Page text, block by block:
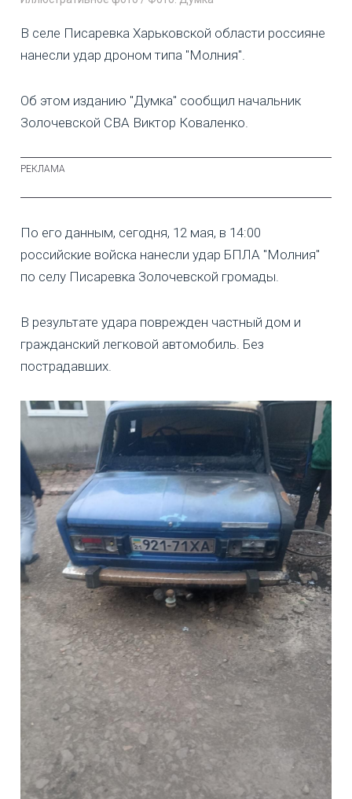
В селе Писаревка Харьковской области россияне
нанесли удар дроном типа "Молния".
Об этом изданию "Думка" сообщил начальник
Золочевской СВА Виктор Коваленко.
По его данным, сегодня, 12 мая, в 14:00
российские войска нанесли удар БПЛА "Молния"
по селу Писаревка Золочевской громады.
В результате удара поврежден частный дом и
гражданский легковой автомобиль. Без
пострадавших.